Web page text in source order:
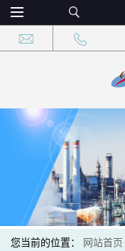
您当前的位置： 网站首页